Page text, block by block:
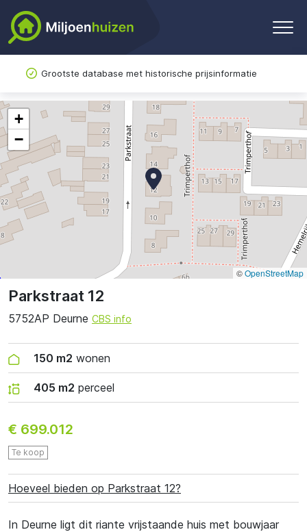
Grootste database met historische prijsinformatie
Parkstraat 12
5752AP Deurne CBS info
150 m2 wonen
405 m2 perceel
€ 699.012
Te koop
Hoeveel bieden op Parkstraat 12?
In Deurne ligt dit riante vrijstaande huis met bouwjaar
+
−
©OpenStreetMap